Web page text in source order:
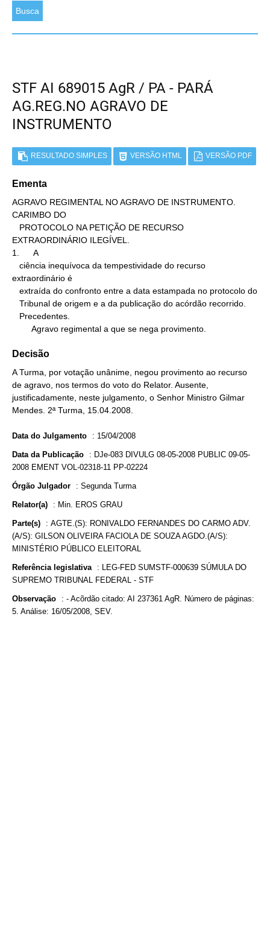
Busca
STF AI 689015 AgR / PA - PARÁ
AG.REG.NO AGRAVO DE
INSTRUMENTO
RESULTADO SIMPLES VERSÃO HTML VERSÃO PDF
Ementa
AGRAVO REGIMENTAL NO AGRAVO DE INSTRUMENTO.
CARIMBO DO
EXTRAORDINÁRIO ILEGÍVEL.
1.      A
extraordinário é
        Agravo regimental a que se nega provimento.
Decisão
A Turma, por votação unânime, negou provimento ao recurso
de agravo, nos termos do voto do Relator. Ausente,
justificadamente, neste julgamento, o Senhor Ministro Gilmar
Mendes. 2ª Turma, 15.04.2008.
Data do Julgamento : 15/04/2008
Data da Publicação : DJe-083 DIVULG 08-05-2008 PUBLIC 09-05-
2008 EMENT VOL-02318-11 PP-02224
Órgão Julgador : Segunda Turma
Relator(a) : Min. EROS GRAU
Parte(s) : AGTE.(S): RONIVALDO FERNANDES DO CARMO ADV.
(A/S): GILSON OLIVEIRA FACIOLA DE SOUZA AGDO.(A/S):
MINISTÉRIO PÚBLICO ELEITORAL
Referência legislativa : LEG-FED SUMSTF-000639 SÚMULA DO
SUPREMO TRIBUNAL FEDERAL - STF
Observação : - Acõrdão citado: AI 237361 AgR. Número de páginas:
5. Análise: 16/05/2008, SEV.